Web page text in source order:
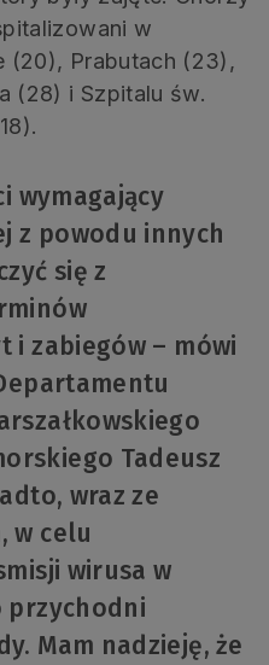
w
(20), Prabutach (23),
(28) i Szpitalu św.
wymagający
z powodu innych
się z
i zabiegów – mówi
Tadeusz
wraz ze
w celu
wirusa w
przychodni
Mam nadzieję, że